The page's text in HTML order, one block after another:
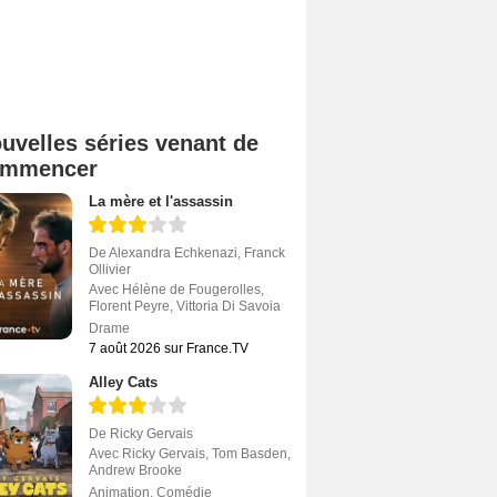
séries venant de
La mère et l'assassin
De Alexandra Echkenazi, Franck
Ollivier
Avec Hélène de Fougerolles,
Florent Peyre, Vittoria Di Savoia
Drame
7 août 2026 sur France.TV
Alley Cats
De Ricky Gervais
Avec Ricky Gervais, Tom Basden,
Andrew Brooke
Animation, Comédie